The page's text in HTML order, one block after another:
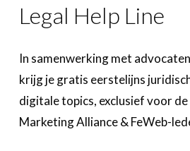
Jump
main
content
Legal Help Line
In samenwerking met
krijg je gratis eerstelijns
digitale topics, exclusief voor
Marketing Alliance & FeWeb-
Cases
Legal Line